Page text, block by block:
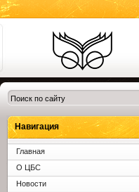
Библиотеки
Клина. Клинская
ЦБС.
Навигация
Главная
О ЦБС
Новости